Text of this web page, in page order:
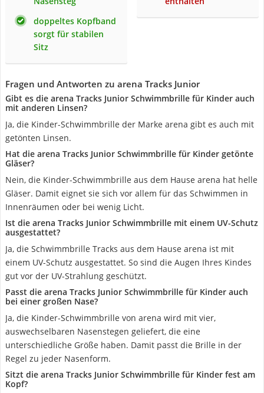
doppeltes Kopfband
sorgt für stabilen
Sitz
Fragen und Antworten zu arena Tracks Junior
Gibt es die arena Tracks Junior Schwimmbrille für Kinder auch
mit anderen Linsen?
Ja, die Kinder-Schwimmbrille der Marke arena gibt es auch mit
getönten Linsen.
Hat die arena Tracks Junior Schwimmbrille für Kinder getönte
Gläser?
Nein, die Kinder-Schwimmbrille aus dem Hause arena hat helle
Gläser. Damit eignet sie sich vor allem für das Schwimmen in
Innenräumen oder bei wenig Licht.
Ist die arena Tracks Junior Schwimmbrille mit einem UV-Schutz
ausgestattet?
Ja, die Schwimmbrille Tracks aus dem Hause arena ist mit
einem UV-Schutz ausgestattet. So sind die Augen Ihres Kindes
gut vor der UV-Strahlung geschützt.
Passt die arena Tracks Junior Schwimmbrille für Kinder auch
bei einer großen Nase?
Ja, die Kinder-Schwimmbrille von arena wird mit vier,
auswechselbaren Nasenstegen geliefert, die eine
unterschiedliche Größe haben. Damit passt die Brille in der
Regel zu jeder Nasenform.
Sitzt die arena Tracks Junior Schwimmbrille für Kinder fest am
Kopf?